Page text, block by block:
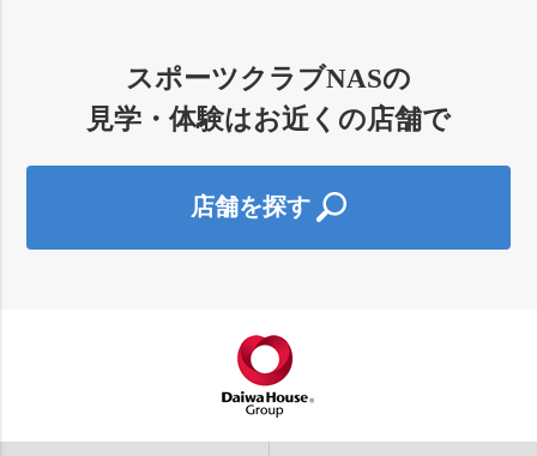
スポーツクラブNASの
見学・体験はお近くの店舗で
店舗を探す